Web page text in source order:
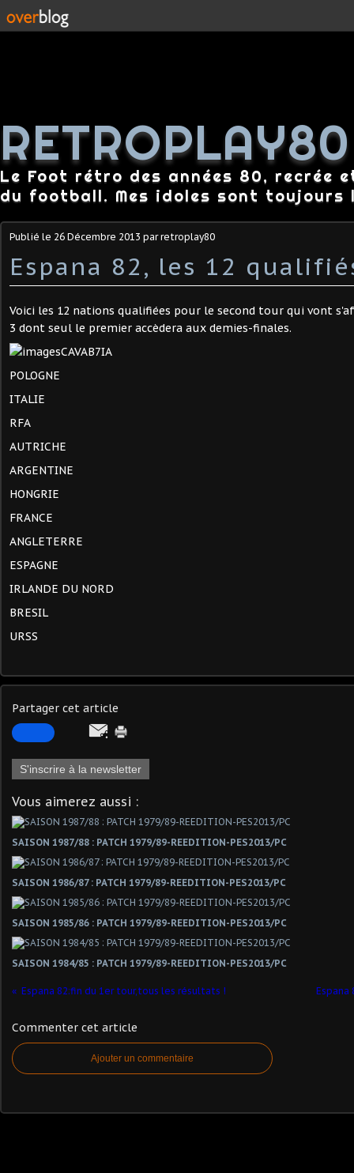
RETROPLAY80
Le Foot rétro des années 80, recrée
du football. Mes idoles sont toujours
Publié le 26 Décembre 2013 par retroplay80
Espana 82, les 12
Voici les 12 nations qualifiées pour le second tour qui vont
3 dont seul le premier accèdera aux demies-finales.
POLOGNE
ITALIE
RFA
AUTRICHE
ARGENTINE
HONGRIE
FRANCE
ANGLETERRE
ESPAGNE
IRLANDE DU NORD
BRESIL
URSS
Partager cet article
S'inscrire à la newsletter
Vous aimerez aussi :
SAISON 1987/88 : PATCH 1979/89-REEDITION-PES2013/PC
SAISON 1986/87 : PATCH 1979/89-REEDITION-PES2013/PC
SAISON 1985/86 : PATCH 1979/89-REEDITION-PES2013/PC
SAISON 1984/85 : PATCH 1979/89-REEDITION-PES2013/PC
Espana 82:fin du 1er tour,tous les résultats ! Espana
Commenter cet article
Ajouter un commentaire